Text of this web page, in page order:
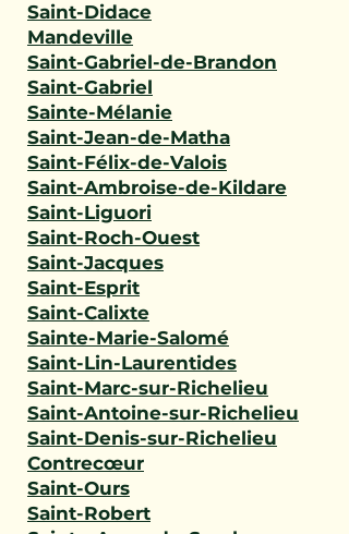
Saint-Didace
Mandeville
Saint-Gabriel-de-Brandon
Saint-Gabriel
Sainte-Mélanie
Saint-Jean-de-Matha
Saint-Félix-de-Valois
Saint-Ambroise-de-Kildare
Saint-Liguori
Saint-Roch-Ouest
Saint-Jacques
Saint-Esprit
Saint-Calixte
Sainte-Marie-Salomé
Saint-Lin-Laurentides
Saint-Marc-sur-Richelieu
Saint-Antoine-sur-Richelieu
Saint-Denis-sur-Richelieu
Contrecœur
Saint-Ours
Saint-Robert